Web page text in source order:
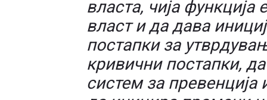
власта, чија функција
власт и да дава
постапки за
кривични постапки,
систем за превенција